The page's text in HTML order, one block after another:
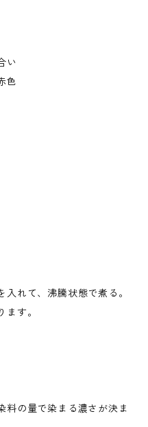
い
色
れて、沸騰状態で煮る。
す。
料の量で染まる濃さが決ま